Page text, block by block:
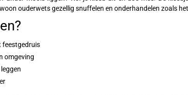
ouderwets gezellig snuffelen en onderhandelen zoals
feestgedruis
omgeving